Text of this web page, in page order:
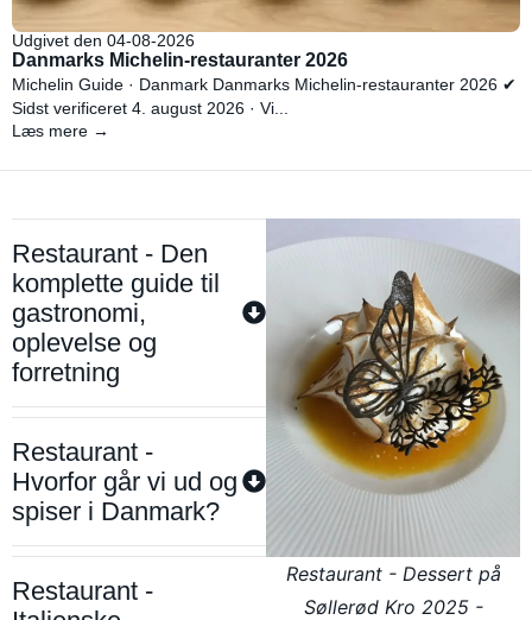
Udgivet den 04-08-2026
Danmarks Michelin-restauranter 2026
Michelin Guide · Danmark Danmarks Michelin-restauranter 2026 ✔
Sidst verificeret 4. august 2026 · Vi...
Læs mere →
Restaurant - Den
komplette guide til
gastronomi,
oplevelse og
forretning
Restaurant -
Hvorfor går vi ud og
spiser i Danmark?
Restaurant -
Restaurant - Dessert på
Søllerød Kro 2025 -